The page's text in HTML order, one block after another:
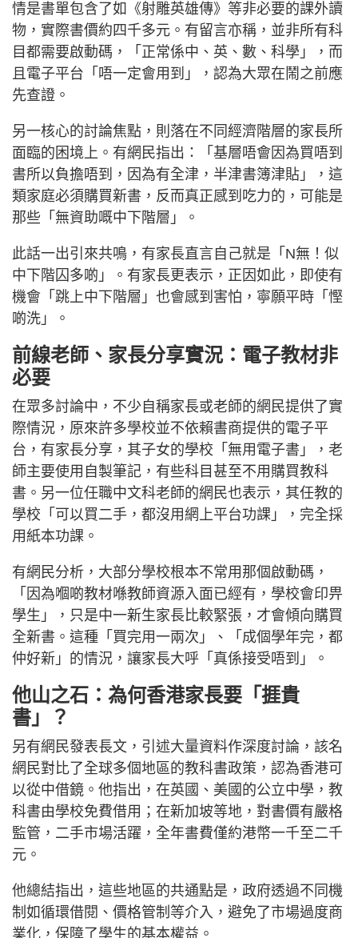
情是書單包含了如《射雕英雄傳》等非必要的課外讀
物，實際書價約四千多元。有留言亦稱，並非所有科
目都需要啟動碼，「正常係中、英、數、科學」，而
且電子平台「唔一定會用到」，認為大眾在鬧之前應
先查證。
另一核心的討論焦點，則落在不同經濟階層的家長所
面臨的困境上。有網民指出：「基層唔會因為買唔到
書所以負擔唔到，因為有全津，半津書簿津貼」，這
類家庭必須購買新書，反而真正感到吃力的，可能是
那些「無資助嘅中下階層」。
此話一出引來共鳴，有家長直言自己就是「N無！似
中下階囚多啲」。有家長更表示，正因如此，即使有
機會「跳上中下階層」也會感到害怕，寧願平時「慳
啲洗」。
前線老師、家長分享實況：電子教材非
必要
在眾多討論中，不少自稱家長或老師的網民提供了實
際情況，原來許多學校並不依賴書商提供的電子平
台，有家長分享，其子女的學校「無用電子書」，老
師主要使用自製筆記，有些科目甚至不用購買教科
書。另一位任職中文科老師的網民也表示，其任教的
學校「可以買二手，都沒用網上平台功課」，完全採
用紙本功課。
有網民分析，大部分學校根本不常用那個啟動碼，
「因為嗰啲教材喺教師資源入面已經有，學校會印畀
學生」，只是中一新生家長比較緊張，才會傾向購買
全新書。這種「買完用一兩次」、「成個學年完，都
仲好新」的情況，讓家長大呼「真係接受唔到」。
他山之石：為何香港家長要「捱貴
書」？
另有網民發表長文，引述大量資料作深度討論，該名
網民對比了全球多個地區的教科書政策，認為香港可
以從中借鏡。他指出，在英國、美國的公立中學，教
科書由學校免費借用；在新加坡等地，對書價有嚴格
監管，二手市場活躍，全年書費僅約港幣一千至二千
元。
他總結指出，這些地區的共通點是，政府透過不同機
制如循環借閱、價格管制等介入，避免了市場過度商
業化，保障了學生的基本權益。